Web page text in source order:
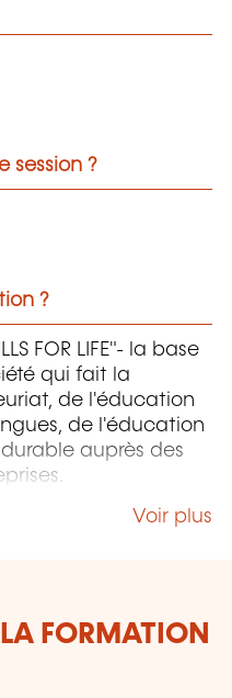
session ?
?
FOR LIFE"- la base
qui fait la
de l'éducation
de l'éducation
auprès des
Voir plus
FORMATION